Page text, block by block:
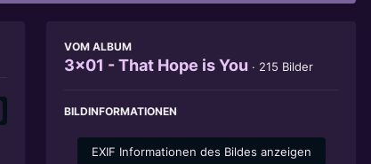
VOM ALBUM
3x01 - That Hope is You · 215 Bilder
BILDINFORMATIONEN
EXIF Informationen des Bildes anzeigen